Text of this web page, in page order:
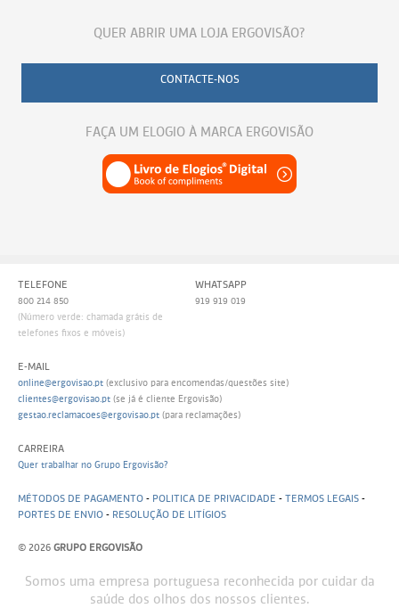
QUER ABRIR UMA LOJA ERGOVISÃO?
CONTACTE-NOS
FAÇA UM ELOGIO À MARCA ERGOVISÃO
TELEFONE
800 214 850
(Número verde: chamada grátis de
telefones fixos e móveis)
WHATSAPP
919 919 019
E-MAIL
online@ergovisao.pt (exclusivo para encomendas/questões site)
clientes@ergovisao.pt (se já é cliente Ergovisão)
gestao.reclamacoes@ergovisao.pt (para reclamações)
CARREIRA
Quer trabalhar no Grupo Ergovisão?
MÉTODOS DE PAGAMENTO - POLITICA DE PRIVACIDADE - TERMOS LEGAIS -
PORTES DE ENVIO - RESOLUÇÃO DE LITÍGIOS
© 2026 GRUPO ERGOVISÃO
Somos uma empresa portuguesa reconhecida por cuidar da
saúde dos olhos dos nossos clientes.